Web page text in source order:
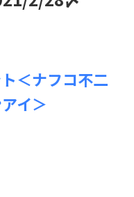
＜ナフコ不二
イ＞